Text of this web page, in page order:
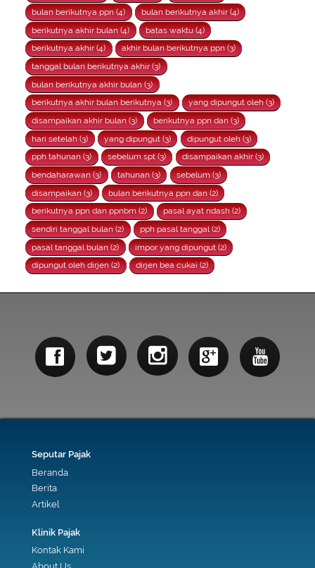
bulan berikutnya ppn (4)
bulan berikutnya akhir (4)
berikutnya akhir bulan (4)
batas waktu (4)
berikutnya akhir (4)
akhir bulan berikutnya ppn (3)
tanggal bulan berikutnya akhir (3)
bulan berikutnya akhir bulan (3)
berikutnya akhir bulan berikutnya (3)
yang dipungut oleh (3)
disampaikan akhir bulan (3)
berikutnya ppn dan (3)
hari setelah (3)
yang dipungut (3)
dipungut oleh (3)
pph tahunan (3)
sebelum spt (3)
disampaikan akhir (3)
bendaharawan (3)
tahunan (3)
sebelum (3)
disampaikan (3)
bulan berikutnya ppn dan (2)
berikutnya ppn dan ppnbm (2)
pasal ayat ndash (2)
sendiri tanggal bulan (2)
pph pasal tanggal (2)
pasal tanggal bulan (2)
impor yang dipungut (2)
dipungut oleh dirjen (2)
dirjen bea cukai (2)
Seputar Pajak
Beranda
Berita
Artikel
Klinik Pajak
Kontak Kami